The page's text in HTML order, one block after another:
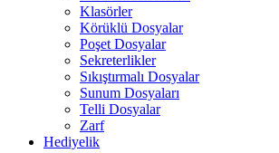
Klasörler
Körüklü Dosyalar
Poşet Dosyalar
Sekreterlikler
Sıkıştırmalı Dosyalar
Sunum Dosyaları
Telli Dosyalar
Zarf
Hediyelik